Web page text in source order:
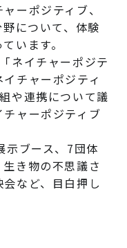
ーポジティブ、
について、体験
います。
ネイチャーポジテ
チャーポジティ
や連携について議
ャーポジティブ
示ブース、7団体
き物の不思議さ
など、目白押し